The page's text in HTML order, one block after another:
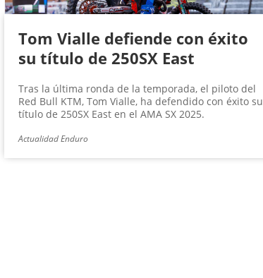
Tom Vialle defiende con éxito
su título de 250SX East
Tras la última ronda de la temporada, el piloto del
Red Bull KTM, Tom Vialle, ha defendido con éxito su
título de 250SX East en el AMA SX 2025.
Actualidad Enduro